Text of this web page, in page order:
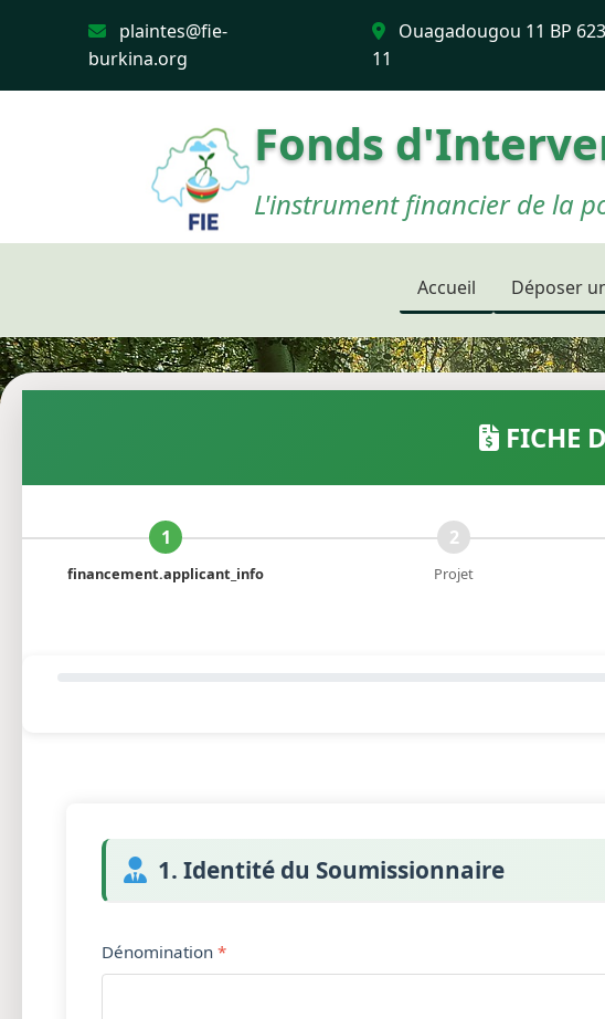
plaintes@fie-
burkina.org
Ouagadougou 11 BP
11
Fonds
L'instrument financier de la
Accueil Déposer
FICHE
1
financement.applicant_info
2
Projet
1. Identité du Soumissionnaire
Dénomination